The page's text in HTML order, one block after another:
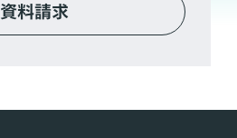
資料請求